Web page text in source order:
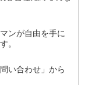
ンが自由を手に
。
い合わせ」から